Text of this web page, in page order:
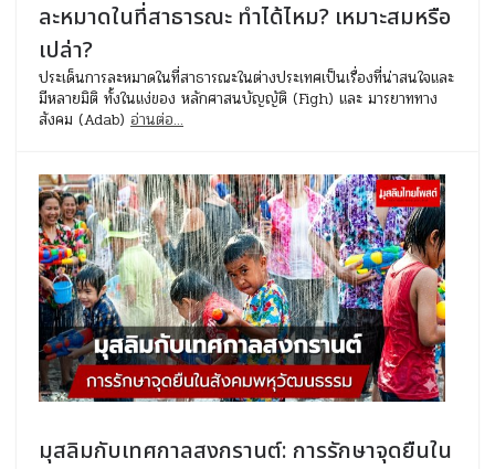
ละหมาดในที่สาธารณะ ทำได้ไหม? เหมาะสมหรือ
เปล่า?
ประเด็นการละหมาดในที่สาธารณะในต่างประเทศเป็นเรื่องที่น่าสนใจและ
มีหลายมิติ ทั้งในแง่ของ หลักศาสนบัญญัติ (Figh) และ มารยาททาง
สังคม (Adab) อ่านต่อ...
มุสลิมกับเทศกาลสงกรานต์: การรักษาจุดยืนใน